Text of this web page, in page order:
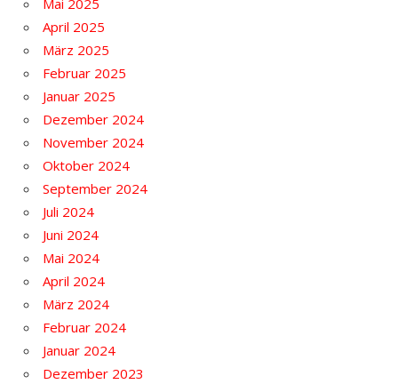
Mai 2025
April 2025
März 2025
Februar 2025
Januar 2025
Dezember 2024
November 2024
Oktober 2024
September 2024
Juli 2024
Juni 2024
Mai 2024
April 2024
März 2024
Februar 2024
Januar 2024
Dezember 2023